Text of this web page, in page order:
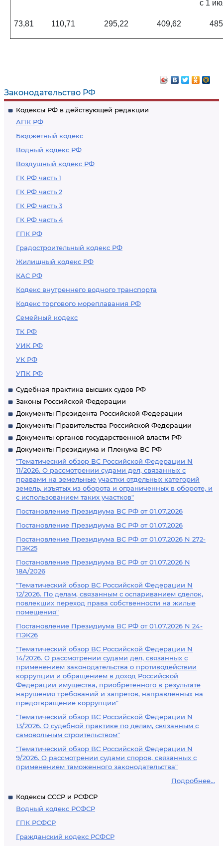
Законодательство РФ
Кодексы РФ в действующей редакции
АПК РФ
Бюджетный кодекс
Водный кодекс РФ
Воздушный кодекс РФ
ГК РФ часть 1
ГК РФ часть 2
ГК РФ часть 3
ГК РФ часть 4
ГПК РФ
Градостроительный кодекс РФ
Жилищный кодекс РФ
КАС РФ
Кодекс внутреннего водного транспорта
Кодекс торгового мореплавания РФ
Семейный кодекс
ТК РФ
УИК РФ
УК РФ
УПК РФ
Судебная практика высших судов РФ
Законы Российской Федерации
Документы Президента Российской Федерации
Документы Правительства Российской Федерации
Документы органов государственной власти РФ
Документы Президиума и Пленума ВС РФ
"Тематический обзор ВС Российской Федерации N
11/2026. О рассмотрении судами дел, связанных с
правами на земельные участки отдельных категорий
земель, изъятых из оборота и ограниченных в обороте, и
с использованием таких участков"
Постановление Президиума ВС РФ от 01.07.2026
Постановление Президиума ВС РФ от 01.07.2026
Постановление Президиума ВС РФ от 01.07.2026 N 272-
ПЭК25
Постановление Президиума ВС РФ от 01.07.2026 N
18А/2026
"Тематический обзор ВС Российской Федерации N
12/2026. По делам, связанным с оспариванием сделок,
повлекших переход права собственности на жилые
помещения"
Постановление Президиума ВС РФ от 01.07.2026 N 24-
ПЭК26
"Тематический обзор ВС Российской Федерации N
14/2026. О рассмотрении судами дел, связанных с
применением законодательства о противодействии
коррупции и обращением в доход Российской
Федерации имущества, приобретенного в результате
нарушения требований и запретов, направленных на
предотвращение коррупции"
"Тематический обзор ВС Российской Федерации N
13/2026. О судебной практике по делам, связанным с
самовольным строительством"
"Тематический обзор ВС Российской Федерации N
9/2026. О рассмотрении судами споров, связанных с
применением таможенного законодательства"
Подробнее...
Кодексы СССР и РСФСР
Водный кодекс РСФСР
ГПК РСФСР
Гражданский кодекс РСФСР
с 1
73,81 110,71 295,22 409,62